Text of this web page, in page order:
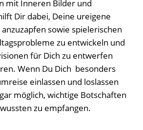
mit Inneren Bilder und
Dir dabei, Deine ureigene
sowie spielerischen
zu entwickeln und
für Dich zu entwerfen
Wenn Du Dich besonders
einlassen und loslassen
möglich, wichtige Botschaften
zu empfangen.